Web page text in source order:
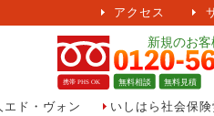
アクセス
ド・ヴォン
いしはら社会保